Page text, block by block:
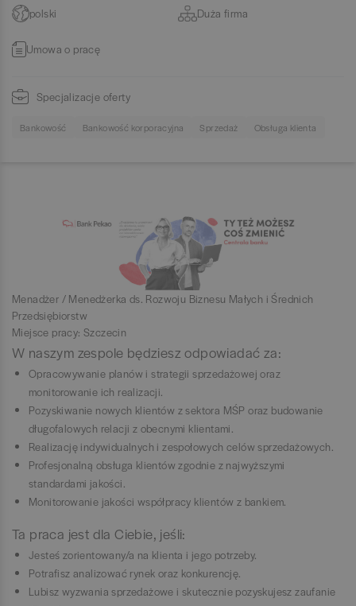
polski Duża firma
Umowa o pracę
Specjalizacje oferty
Bankowość Bankowość korporacyjna Sprzedaż Obsługa klienta
Menadżer / Menedżerka ds. Rozwoju Biznesu Małych i Średnich
Przedsiębiorstw
Miejsce pracy: Szczecin
W naszym zespole będziesz odpowiadać za:
Opracowywanie planów i strategii sprzedażowej oraz
monitorowanie ich realizacji.
Pozyskiwanie nowych klientów z sektora MŚP oraz budowanie
długofalowych relacji z obecnymi klientami.
Realizację indywidualnych i zespołowych celów sprzedażowych.
Profesjonalną obsługa klientów zgodnie z najwyższymi
standardami jakości.
Monitorowanie jakości współpracy klientów z bankiem.
Ta praca jest dla Ciebie, jeśli:
Jesteś zorientowany/a na klienta i jego potrzeby.
Potrafisz analizować rynek oraz konkurencję.
Lubisz wyzwania sprzedażowe i skutecznie pozyskujesz zaufanie